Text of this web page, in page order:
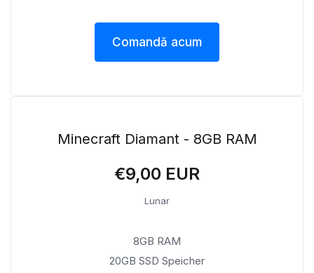
Comandă acum
Minecraft Diamant - 8GB RAM
€9,00 EUR
Lunar
8GB RAM
20GB SSD Speicher